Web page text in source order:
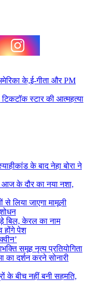
के,ई-गीता और PM
टिकटॉक स्टार की आत्महत्या
के बाद नेहा बोरा ने
आज के दौर का नया नशा,
से लिया जाएगा मामूली
बिल, केरल का नाम
होंगे पेश
समूह नृत्य प्रतियोगिता
का दर्शन करने सोनारी
के बीच नहीं बनी सहमति,